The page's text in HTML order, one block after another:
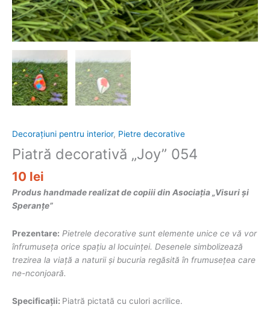
Decorațiuni pentru interior, Pietre decorative
Piatră decorativă „Joy” 054
10 lei
Produs handmade realizat de copiii din Asociația „Visuri și
Speranțe”
Prezentare: Pietrele decorative sunt elemente unice ce vă vor
înfrumuseța orice spațiu al locuinței. Desenele simbolizează
trezirea la viață a naturii și bucuria regăsită în frumusețea care
ne-nconjoară.
Specificații: Piatră pictată cu culori acrilice.